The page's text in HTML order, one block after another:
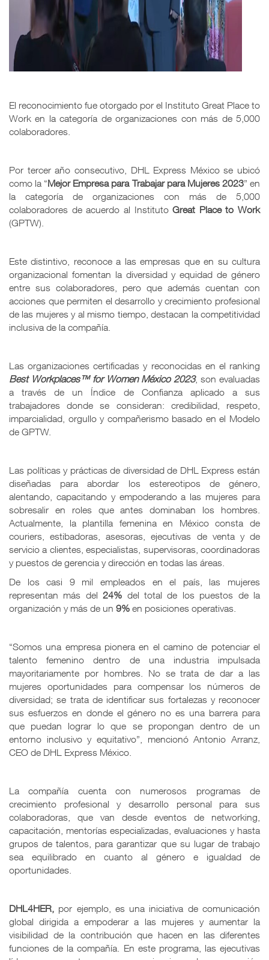
El reconocimiento fue otorgado por el Instituto Great Place to
Work en la categoría de organizaciones con más de 5,000
colaboradores.
Por tercer año consecutivo, DHL Express México se ubicó
como la “Mejor Empresa para Trabajar para Mujeres 2023” en
la categoría de organizaciones con más de 5,000
colaboradores de acuerdo al InstitutoGreat Place to Work
(GPTW).
Este distintivo, reconoce a las empresas que en su cultura
organizacional fomentan la diversidad y equidad de género
entre sus colaboradores, pero que además cuentan con
acciones que permiten el desarrollo y crecimiento profesional
de las mujeres y al mismo tiempo, destacan la competitividad
inclusiva de la compañía.
Las organizaciones certificadas y reconocidas en el ranking
Best Workplaces™ for Women México 2023, son evaluadas
a través de un Índice de Confianza aplicado a sus
trabajadores donde se consideran: credibilidad, respeto,
imparcialidad, orgullo y compañerismo basado en el Modelo
de GPTW.
Las políticas y prácticas de diversidad de DHL Express están
diseñadas para abordar los estereotipos de género,
alentando, capacitando y empoderando a las mujeres para
sobresalir en roles que antes dominaban los hombres.
Actualmente, la plantilla femenina en México consta de
couriers, estibadoras, asesoras, ejecutivas de venta y de
servicio a clientes, especialistas, supervisoras, coordinadoras
y puestos de gerencia y dirección en todas las áreas.
De los casi 9 mil empleados en el país, las mujeres
representan más del24% del total de los puestos de la
organización y más de un 9% en posiciones operativas.
“Somos una empresa pionera en el camino de potenciar el
talento femenino dentro de una industria impulsada
mayoritariamente por hombres. No se trata de dar a las
mujeres oportunidades para compensar los números de
diversidad; se trata de identificar sus fortalezas y reconocer
sus esfuerzos en donde el género no es una barrera para
que puedan lograr lo que se propongan dentro de un
entorno inclusivo y equitativo”, mencionó Antonio Arranz,
CEO de DHL Express México.
La compañía cuenta con numerosos programas de
crecimiento profesional y desarrollo personal para sus
colaboradoras, que van desde eventos de networking,
capacitación, mentorías especializadas, evaluaciones y hasta
grupos de talentos, para garantizar que su lugar de trabajo
sea equilibrado en cuanto al género e igualdad de
oportunidades.
DHL4HER, por ejemplo, es una iniciativa de comunicación
global dirigida a empoderar a las mujeres y aumentar la
visibilidad de la contribución que hacen en las diferentes
funciones de la compañía. En este programa, las ejecutivas